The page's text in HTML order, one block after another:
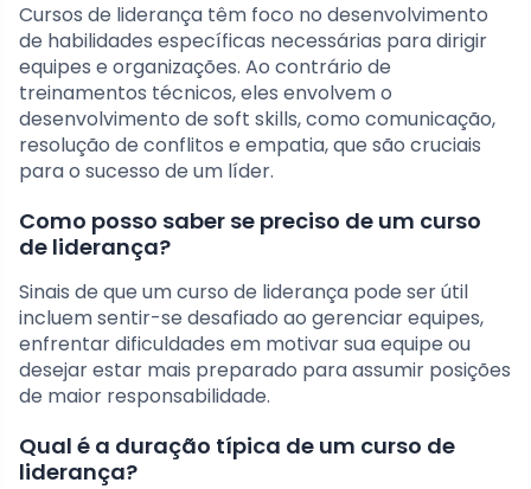
Cursos de liderança têm foco no desenvolvimento
de habilidades específicas necessárias para dirigir
equipes e organizações. Ao contrário de
treinamentos técnicos, eles envolvem o
desenvolvimento de soft skills, como comunicação,
resolução de conflitos e empatia, que são cruciais
para o sucesso de um líder.
Como posso saber se preciso de um curso
de liderança?
Sinais de que um curso de liderança pode ser útil
incluem sentir-se desafiado ao gerenciar equipes,
enfrentar dificuldades em motivar sua equipe ou
desejar estar mais preparado para assumir posições
de maior responsabilidade.
Qual é a duração típica de um curso de
liderança?